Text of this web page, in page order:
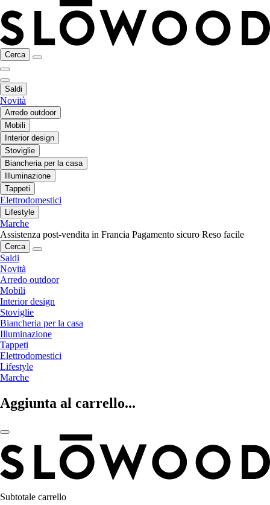
Cerca
Saldi
Novità
Arredo outdoor
Mobili
Interior design
Stoviglie
Biancheria per la casa
Illuminazione
Tappeti
Elettrodomestici
Lifestyle
Marche
Assistenza post-vendita in Francia Pagamento sicuro Reso facile
Cerca
Saldi
Novità
Arredo outdoor
Mobili
Interior design
Stoviglie
Biancheria per la casa
Illuminazione
Tappeti
Elettrodomestici
Lifestyle
Marche
Aggiunta al carrello...
Subtotale carrello